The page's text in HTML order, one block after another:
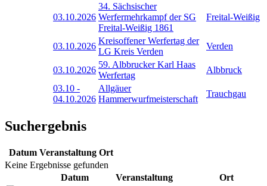
03.10.2026
34. Sächsischer
Werfermehrkampf der SG
Freital-Weißig 1861
Freital-Weißig
03.10.2026
Kreisoffener Werfertag der
LG Kreis Verden
Verden
03.10.2026
59. Albbrucker Karl Haas
Werfertag
Albbruck
03.10 -
04.10.2026
Allgäuer
Hammerwurfmeisterschaft
Trauchgau
Suchergebnis
Datum Veranstaltung Ort
Keine Ergebnisse gefunden
Datum
Veranstaltung Ort